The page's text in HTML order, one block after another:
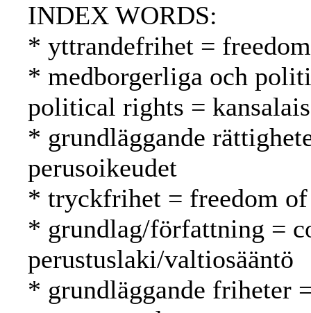
INDEX WORDS:
* yttrandefrihet =
* medborgerliga och
political rights =
* grundläggande
perusoikeudet
* tryckfrihet = freedom of
* grundlag/författning =
perustuslaki/valtiosääntö
* grundläggande friheter